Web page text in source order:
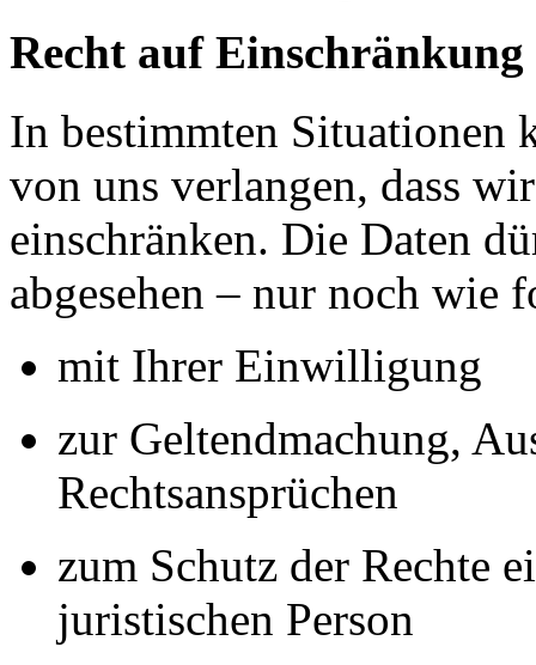
Recht auf
In bestimmten Situationen
von uns verlangen, dass
einschränken. Die Daten
abgesehen – nur noch wie
mit Ihrer Einwilligung
zur Geltendmachung,
Rechtsansprüchen
zum Schutz der Rechte
juristischen Person